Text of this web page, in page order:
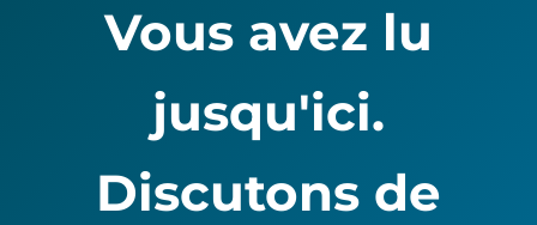
Vous avez lu
jusqu'ici.
Discutons de